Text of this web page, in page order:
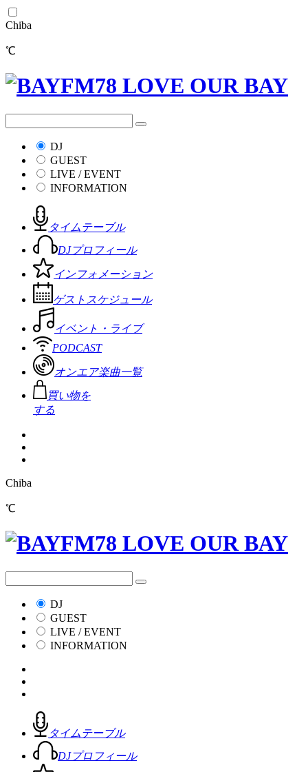
Chiba
℃
DJ
GUEST
LIVE / EVENT
INFORMATION
タイムテーブル
DJプロフィール
インフォメーション
ゲストスケジュール
イベント・ライブ
PODCAST
オンエア楽曲一覧
買い物を
する
Chiba
℃
DJ
GUEST
LIVE / EVENT
INFORMATION
タイムテーブル
DJプロフィール